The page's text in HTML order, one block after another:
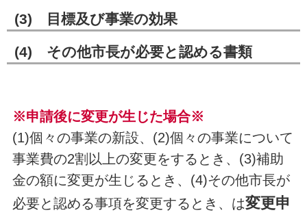
(3) 目標及び事業の効果
(4) その他市長が必要と認める書類
※申請後に変更が生じた場合※
(1)個々の事業の新設、(2)個々の事業について
事業費の2割以上の変更をするとき、(3)補助
金の額に変更が生じるとき、(4)その他市長が
必要と認める事項を変更するとき、は変更申